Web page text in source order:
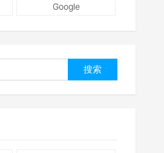
Google
搜索